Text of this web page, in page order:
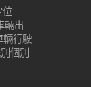
位
輛出
輛行駛
個別